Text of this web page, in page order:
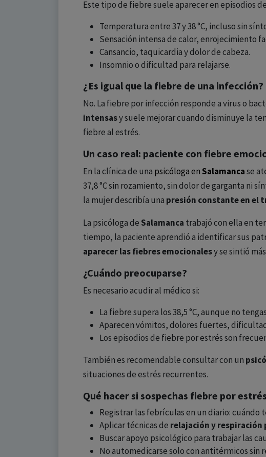
Este tipo de fiebre suele aparecer en episodios de
Temperatura entre 37 y 38 °C, incluso sin
Sensación intensa de calor, enrojecimiento
Cansancio, taquicardia y dolor de cabeza.
Insomnio o dificultad para relajarse.
¿Es igual que la fiebre de una infección?
No. La fiebre por infección responde a virus o
intensasy suele mejorar cuando disminuye la
fiebre al estrés.
Un caso real: paciente con fiebre
En la clínica de una psicóloga en Salamancase
37,8 °C sin rozamiento, sin dolor de garganta ni
la mujer describía una presión constante en el
La psicóloga de Salamanca trabajó con ella en
tiempo, la paciente aprendió a identificar sus
aparecer las fiebres emocionalesy se sintió
¿Cuándo preocuparse?
Es necesario acudir al médico si:
La fiebre supera los 38,5 °C, aunque no
Aparecen vómitos, dolores fuertes,
Los episodios de fiebre por estrés son
También es recomendable consultar con un
situaciones de estrés recurrentes.
Qué hacer si sospechas fiebre por estrés
Registrar las febrículas en un diario: cuándo
Aplicar técnicas de relajación y respiración
Buscar apoyo psicológico para trabajar las
No automedicarse solo con antitérmicos sin